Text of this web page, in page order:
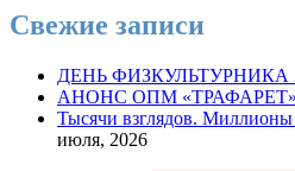
Свежие записи
ДЕНЬ ФИЗКУЛЬТУРНИКА
АНОНС ОПМ «ТРАФАРЕТ»
Тысячи взглядов.
июля, 2026